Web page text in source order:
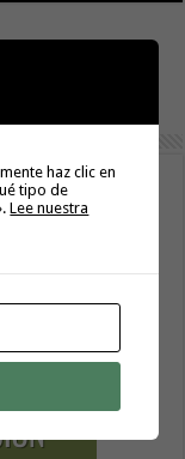
haz clic en
tipo de
Lee nuestra